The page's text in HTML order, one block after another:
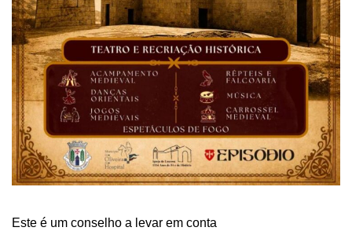
Este é um conselho a levar em conta